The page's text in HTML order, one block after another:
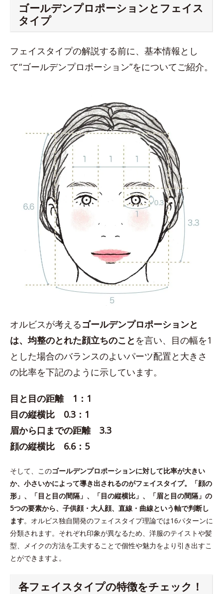
ゴールデンプロポーションとフェイス
タイプ
フェイスタイプの解説する前に、基本情報とし
て“ゴールデンプロポーション”をについてご紹介。
オルビスが考えるゴールデンプロポーションと
は、均整のとれた顔立ちのこと を言い、目の幅を1
とした場合のバランスのよいパーツ配置と大きさ
の比率を下記のように示しています。
目と目の距離 1：1
目の縦横比 0.3：1
眉から口までの距離 3.3
顔の縦横比 6.6：5
そして、このゴールデンプロポーションに対して比率が大きい
か、小さいかによって導き出されるのがフェイスタイプ。「顔の
形」、「目と目の間隔」、「目の縦横比」、「眉と目の間隔」の
5つの要素から、子供顔・大人顔、直線・曲線という軸で判断し
ます。オルビス独自開発のフェイスタイプ理論では16パターンに
分類されます。それぞれ印象が異なるため、洋服のテイストや髪
型、メイクの方法を工夫することで個性や魅力をより引き出すこ
とができますよ。
各フェイスタイプの特徴をチェック！